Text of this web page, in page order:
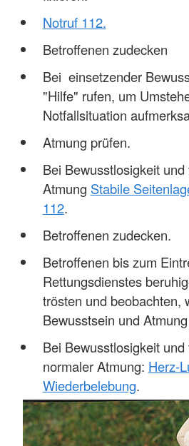
Notruf 112.
Betroffenen zudecken
Bei einsetzender
"Hilfe" rufen, um
Notfallsituation
Atmung prüfen.
Bei Bewusstlosigkeit
Atmung Stabile
112.
Betroffenen zudecken.
Betroffenen bis zum
Rettungsdienstes
trösten und beobachten,
Bewusstsein und
Bei Bewusstlosigkeit
normaler Atmung: Herz-
Wiederbelebung.